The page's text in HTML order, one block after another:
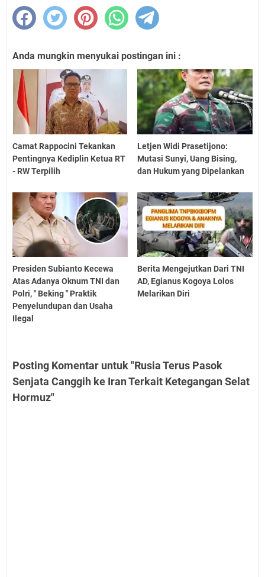
Anda mungkin menyukai postingan ini :
Camat Rappocini Tekankan
Pentingnya Kediplin Ketua RT
- RW Terpilih
Letjen Widi Prasetijono:
Mutasi Sunyi, Uang Bising,
dan Hukum yang Dipelankan
Presiden Subianto Kecewa
Atas Adanya Oknum TNI dan
Polri, " Beking " Praktik
Penyelundupan dan Usaha
Ilegal
Berita Mengejutkan Dari TNI
AD, Egianus Kogoya Lolos
Melarikan Diri
Posting Komentar untuk "Rusia Terus Pasok
Senjata Canggih ke Iran Terkait Ketegangan Selat
Hormuz"